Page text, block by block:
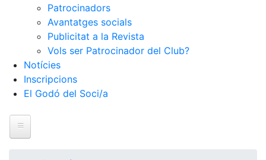
Patrocinadors
Avantatges socials
Publicitat a la Revista
Vols ser Patrocinador del Club?
Notícies
Inscripcions
El Godó del Soci/a